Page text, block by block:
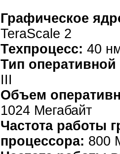
Графическое
TeraScale 2
Техпроцесс: 40
Тип
III
Объем
1024 Мегабайт
Частота работы
процессора: 800